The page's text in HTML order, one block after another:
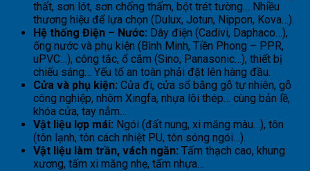
thất, sơn lót, sơn chống thấm, bột trét tường… Nhiều
thương hiệu để lựa chọn (Dulux, Jotun, Nippon, Kova…).
Hệ thống Điện – Nước: Dây điện (Cadivi, Daphaco…),
ống nước và phụ kiện (Bình Minh, Tiền Phong – PPR,
uPVC…), công tắc, ổ cắm (Sino, Panasonic…), thiết bị
chiếu sáng… Yếu tố an toàn phải đặt lên hàng đầu.
Cửa và phụ kiện: Cửa đi, cửa sổ bằng gỗ tự nhiên, gỗ
công nghiệp, nhôm Xingfa, nhựa lõi thép… cùng bản lề,
khóa cửa, tay nắm…
Vật liệu lợp mái: Ngói (đất nung, xi măng màu…), tôn
(tôn lạnh, tôn cách nhiệt PU, tôn sóng ngói…).
Vật liệu làm trần, vách ngăn: Tấm thạch cao, khung
xương, tấm xi măng nhẹ, tấm nhựa…